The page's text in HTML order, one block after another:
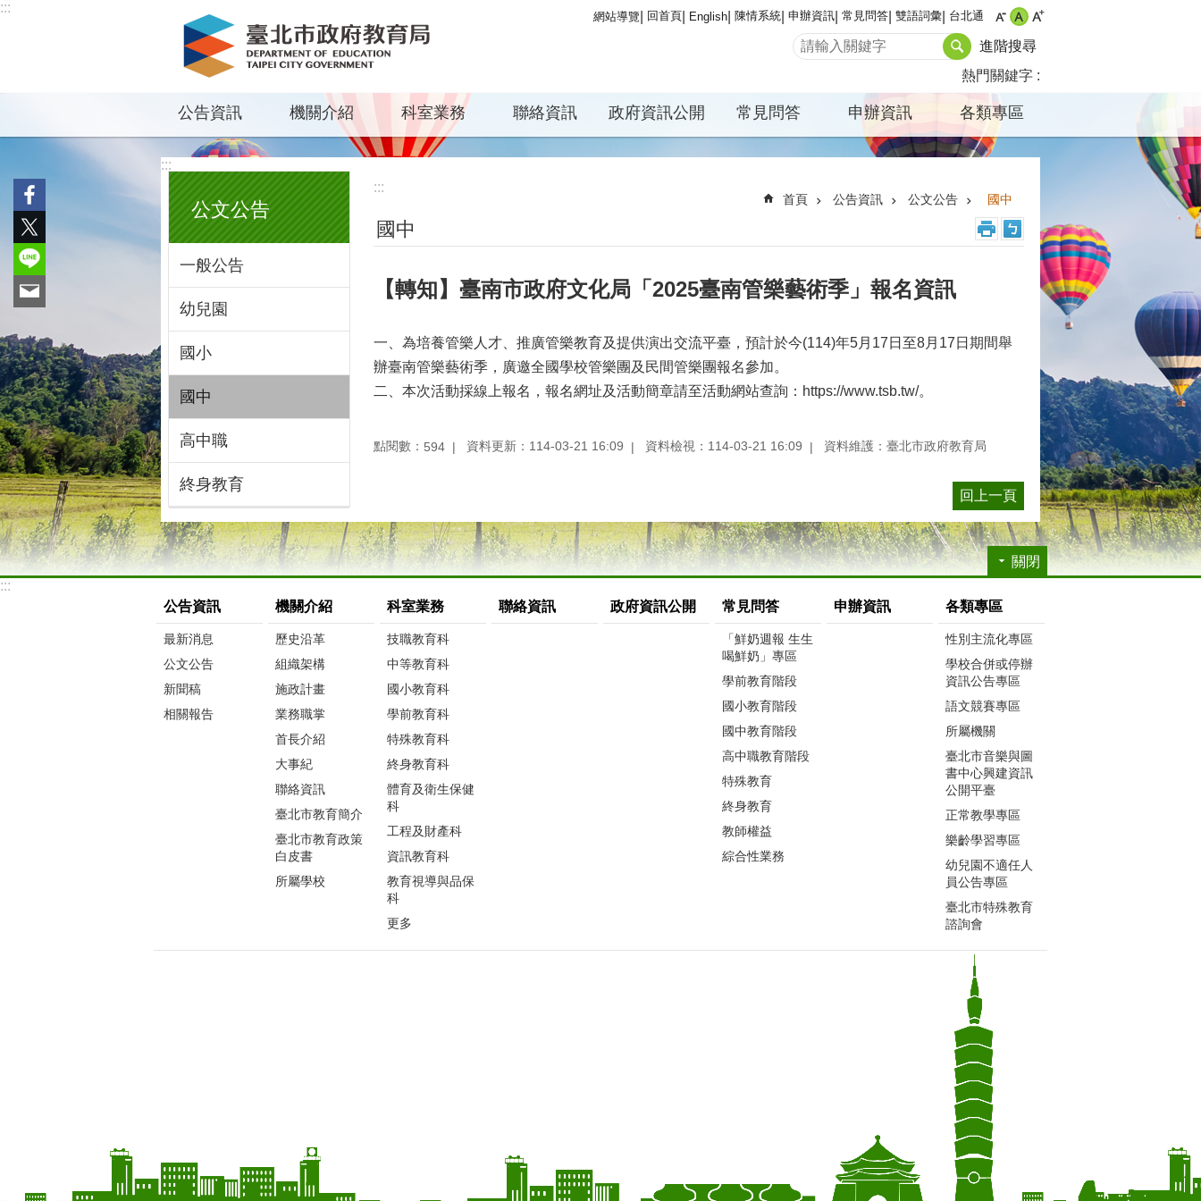
跳到主要內容區塊
:::
網站導覽 回首頁 English 陳情系統 申辦資訊 常見問答 雙語詞彙 台北通
進階搜尋
熱門關鍵字
公告資訊 機關介紹 科室業務 聯絡資訊 政府資訊公開 常見問答 申辦資訊 各類專區
:::
公文公告
一般公告
幼兒園
國小
國中
高中職
終身教育
:::
首頁 公告資訊 公文公告 國中
國中
【轉知】臺南市政府文化局「2025臺南管樂藝術季」報名資訊
一、為培養管樂人才、推廣管樂教育及提供演出交流平臺，預計於今(114)年5月17日至8月17日期間舉
辦臺南管樂藝術季，廣邀全國學校管樂團及民間管樂團報名參加。
二、本次活動採線上報名，報名網址及活動簡章請至活動網站查詢：https://www.tsb.tw/。
點閱數： 594 資料更新：114-03-21 16:09 資料檢視：114-03-21 16:09 資料維護：臺北市政府教育局
回上一頁
關閉
:::
公告資訊
最新消息
公文公告
新聞稿
相關報告
機關介紹
歷史沿革
組織架構
施政計畫
業務職掌
首長介紹
大事紀
聯絡資訊
臺北市教育簡介
臺北市教育政策
白皮書
所屬學校
科室業務
技職教育科
中等教育科
國小教育科
學前教育科
特殊教育科
終身教育科
體育及衛生保健
科
工程及財產科
資訊教育科
教育視導與品保
科
更多
聯絡資訊 政府資訊公開 常見問答
「鮮奶週報 生生
喝鮮奶」專區
學前教育階段
國小教育階段
國中教育階段
高中職教育階段
特殊教育
終身教育
教師權益
綜合性業務
申辦資訊 各類專區
性別主流化專區
學校合併或停辦
資訊公告專區
語文競賽專區
所屬機關
臺北市音樂與圖
書中心興建資訊
公開平臺
正常教學專區
樂齡學習專區
幼兒園不適任人
員公告專區
臺北市特殊教育
諮詢會